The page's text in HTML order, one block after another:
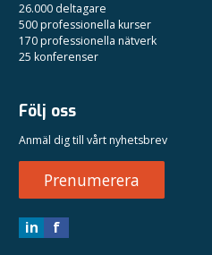
26.000 deltagare
500 professionella kurser
170 professionella nätverk
25 konferenser
Följ oss
Anmäl dig till vårt nyhetsbrev
Prenumerera
in f